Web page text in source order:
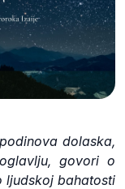
dolaska,
govori o
ljudskoj bahatosti